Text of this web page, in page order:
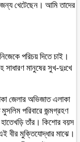
খেটেছেন। আমি তাদের
পরিচয় দিতে চাই।
সাধারণ মানুষের সুখ-দুঃখে
জেলার অভিজাত এলাকা
পরিবারে জন্মগ্রহণ
হাতেখড়ি তাঁর। কিশোর বয়স
বীর মুক্তিযোদ্ধার মাঝে।